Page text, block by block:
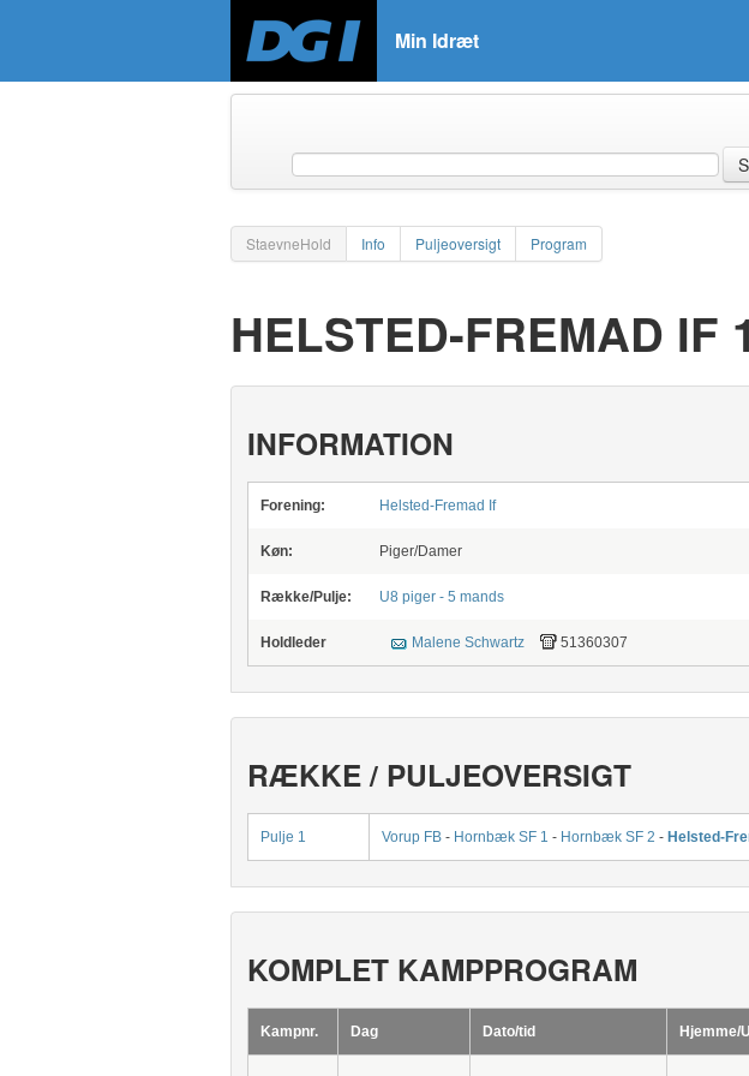
Min Idræt
StaevneHold Info Puljeoversigt Program
HELSTED-FREMAD IF
INFORMATION
Forening: Helsted-Fremad If
Køn: Piger/Damer
Række/Pulje: U8 piger - 5 mands
Holdleder Malene Schwartz 51360307
RÆKKE / PULJEOVERSIGT
Pulje 1 Vorup FB- Hornbæk SF 1 - Hornbæk SF 2 - Helsted-
KOMPLET KAMPPROGRAM
Kampnr. Dag Dato/tid Hjemme/